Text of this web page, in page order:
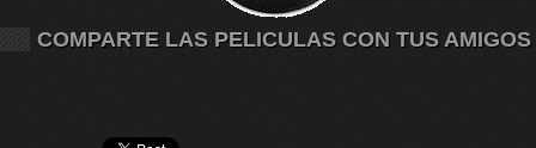
COMPARTE LAS PELICULAS CON TUS AMIGOS